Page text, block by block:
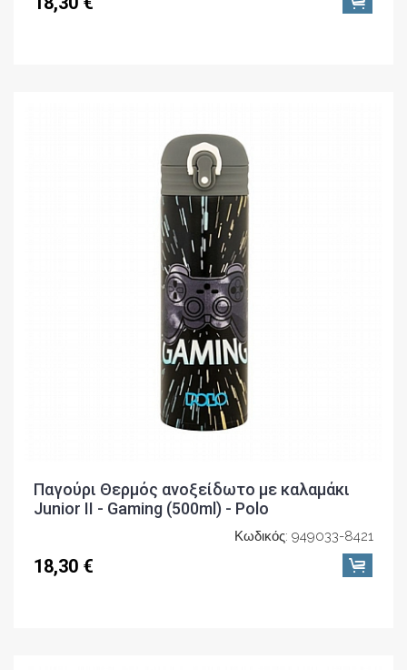
Παγούρι Θερμός ανοξείδωτο με καλαμάκι
Junior II - Gaming (500ml) - Polo
Κωδικός: 949033-8421
18,30 €